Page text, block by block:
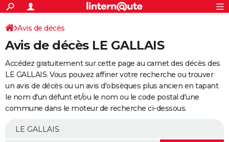
ACTUALITÉS
Politique
Société
Faits Divers
Education
Monde
Villes
+
SPORT
Coupe du monde 2026
Football
Tennis
Cyclisme
Rugby
Forum
Programme TV
TNTStreaming
Cinéma
Sorties cinéma
Musique
+FINANCE
Impôts
Immobilier
Risques naturels par ville
Banque
Assurance
Crédit
AUTO
Essais
Réserver un essai
Citadines
Berlines
SUV
Forum auto
+
Mobiles
Meilleur smartphone
Internet
Ordinateurs
Jeux vidéo
Guide high-tech
Avis de décès
Avis de décès LE GALLAIS
Accédez gratuitement sur cette page au carnet des décès des
LE GALLAIS. Vous pouvez affiner votre recherche ou trouver
un avis de décès ou un avis d'obsèques plus ancien en tapant
le nom d'un défunt et/ou le nom ou le code postal d'une
commune dans le moteur de recherche ci-dessous.